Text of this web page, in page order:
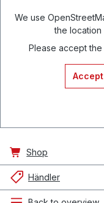
We use
the location
Please accept
Shop
Händler